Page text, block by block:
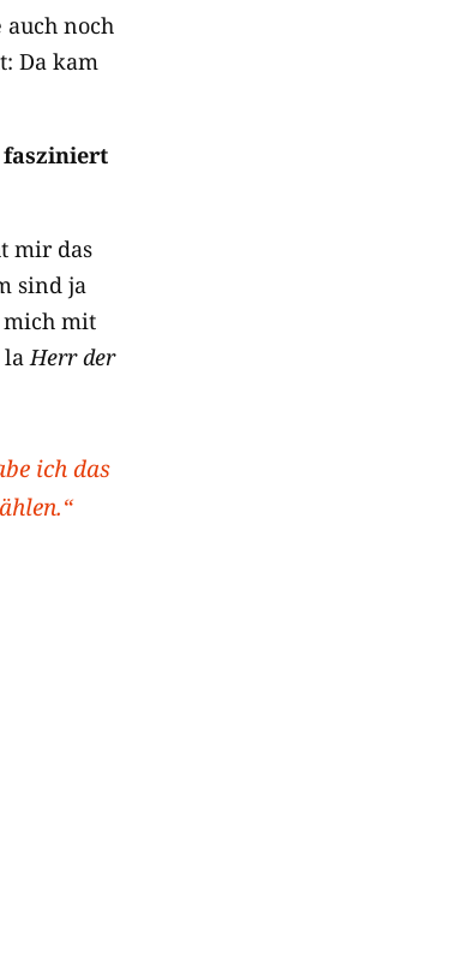
auch noch
Da kam
fasziniert
mir das
sind ja
mich mit
laHerr der
ich das